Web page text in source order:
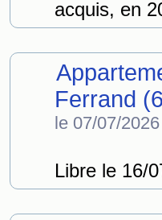
acquis, en
Ferrand
le 07/07/
Libre le 16/